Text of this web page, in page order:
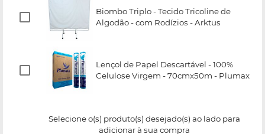
Biombo Triplo - Tecido Tricoline de
Algodão - com Rodízios - Arktus
Lençol de Papel Descartável - 100%
Celulose Virgem - 70cmx50m - Plumax
Selecione o(s) produto(s) desejado(s) ao lado para
adicionar à sua compra